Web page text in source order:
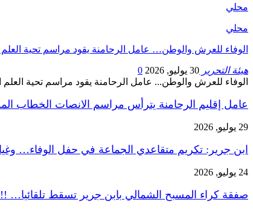
محلي
محلي
الوفاء للعرش والوطن… عامل الرحامنة يقود مراسم تحية
هيئة التحرير 30 يوليو, 2026
0
الوفاء للعرش والوطن... عامل الرحامنة يقود مراسم تحية
عامل إقليم الرحامنة يترأس مراسم الانصات الخطاب
29 يوليو, 2026
ابن جرير: تكريم متقاعدي الجماعة في حفل الوفاء…
24 يوليو, 2026
صفقة كراء المسبح الشمالي بابن جرير تسقط تلقائيا… !!